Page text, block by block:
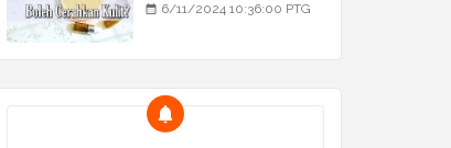
6/11/2024 10:36:00 PTG